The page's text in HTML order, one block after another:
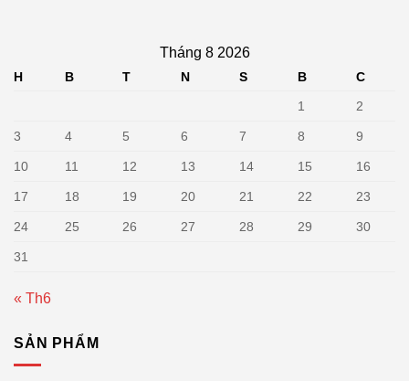
Tháng 8 2026
H B T N S B
C
1
2
3 4 5 6 7 8 9
10 11 12 13 14 15 16
17 18 19 20 21 22 23
24 25 26 27 28 29 30
31
« Th6
SẢN PHẨM